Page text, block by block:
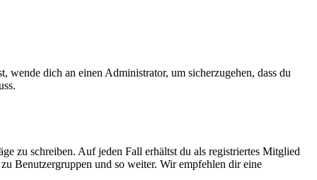
dich an einen Administrator, um sicherzugehen, dass du
zu schreiben. Auf jeden Fall erhältst du als registriertes Mitglied
Benutzergruppen und so weiter. Wir empfehlen dir eine